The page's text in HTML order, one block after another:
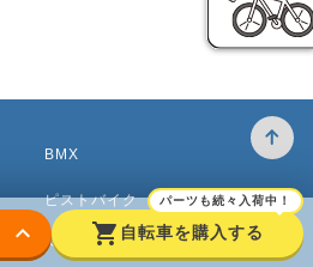
keyboard_arrow_down shopping_cart
パーツも続々入荷中！
自転車を購入する
BMX
ピストバイク
ベビーカー